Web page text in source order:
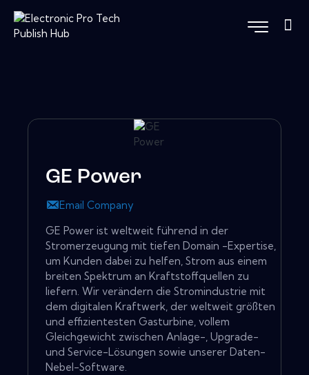
GE Power
Email Company
GE Power ist weltweit führend in der
Stromerzeugung mit tiefen Domain -Expertise,
um Kunden dabei zu helfen, Strom aus einem
breiten Spektrum an Kraftstoffquellen zu
liefern. Wir verändern die Stromindustrie mit
dem digitalen Kraftwerk, der weltweit größten
und effizientesten Gasturbine, vollem
Gleichgewicht zwischen Anlage-, Upgrade-
und Service-Lösungen sowie unserer Daten-
Nebel-Software.